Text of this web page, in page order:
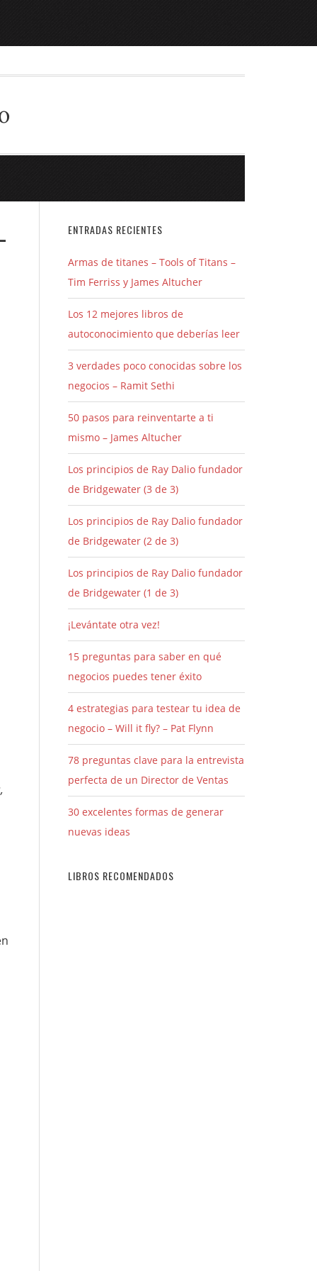
ENTRADAS RECIENTES
Armas de titanes – Tools of Titans –
Tim Ferriss y James Altucher
Los 12 mejores libros de
autoconocimiento que deberías leer
3 verdades poco conocidas sobre los
negocios – Ramit Sethi
50 pasos para reinventarte a ti
mismo – James Altucher
Los principios de Ray Dalio fundador
de Bridgewater (3 de 3)
Los principios de Ray Dalio fundador
de Bridgewater (2 de 3)
Los principios de Ray Dalio fundador
de Bridgewater (1 de 3)
¡Levántate otra vez!
15 preguntas para saber en qué
negocios puedes tener éxito
4 estrategias para testear tu idea de
negocio – Will it fly? – Pat Flynn
78 preguntas clave para la entrevista
perfecta de un Director de Ventas
30 excelentes formas de generar
nuevas ideas
LIBROS RECOMENDADOS